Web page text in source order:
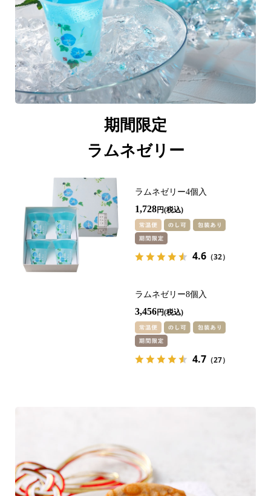
期間限定
ラムネゼリー
ラムネゼリー4個入
1,728円
4.6 （32）
ラムネゼリー8個入
3,456円
4.7 （27）